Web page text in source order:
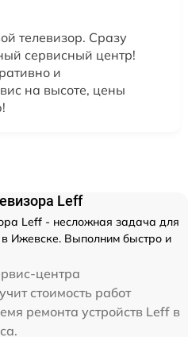
телевизор. Сразу
сервисный центр!
и
на высоте, цены
Leff
Leff - несложная задача для
Ижевске. Выполним быстро и
центра
стоимость работ
ремонта устройств Leff в